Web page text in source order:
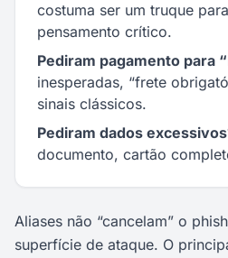
costuma ser um truque
pensamento crítico.
Pediram pagamento para
inesperadas, “frete
sinais clássicos.
Pediram dados
documento, cartão
Aliases não “cancelam” o
superfície de ataque. O